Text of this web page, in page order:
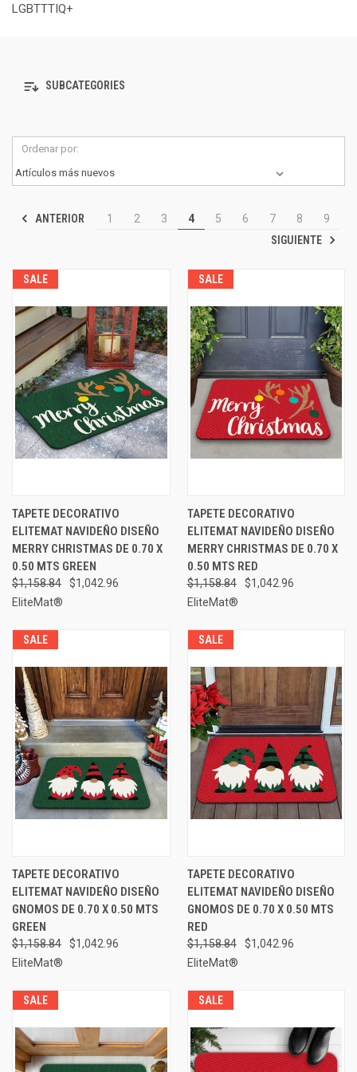
LGBTTTIQ+
SUBCATEGORIES
Ordenar por:
ANTERIOR 1 2 3 4 5 6 7 8
9
SIGUIENTE
SALE
TAPETE DECORATIVO
ELITEMAT NAVIDEÑO DISEÑO
MERRY CHRISTMAS DE 0.70 X
0.50 MTS GREEN
$1,158.84
$1,042.96
EliteMat®
SALE
TAPETE DECORATIVO
ELITEMAT NAVIDEÑO DISEÑO
MERRY CHRISTMAS DE 0.70 X
0.50 MTS RED
$1,158.84
$1,042.96
EliteMat®
SALE
TAPETE DECORATIVO
ELITEMAT NAVIDEÑO DISEÑO
GNOMOS DE 0.70 X 0.50 MTS
GREEN
$1,158.84
$1,042.96
EliteMat®
SALE
TAPETE DECORATIVO
ELITEMAT NAVIDEÑO DISEÑO
GNOMOS DE 0.70 X 0.50 MTS
RED
$1,158.84
$1,042.96
EliteMat®
SALE SALE